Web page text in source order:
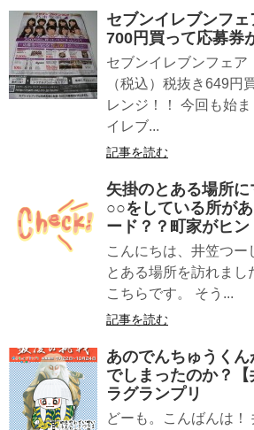
セブンイレブンフ
700円買って応募券
セブンイレブンフェ
（税込）税抜き649円
レンジ！！ 今回も始
イレブ...
記事を読む
矢掛のとある場所
○○をしている所が
ード？？町家がヒン
こんにちは、井笠つー
とある場所を訪れまし
こちらです。 そう...
記事を読む
あのでんちゅうく
でしまったのか？
ラグランプリ
どーも。こんばんは！